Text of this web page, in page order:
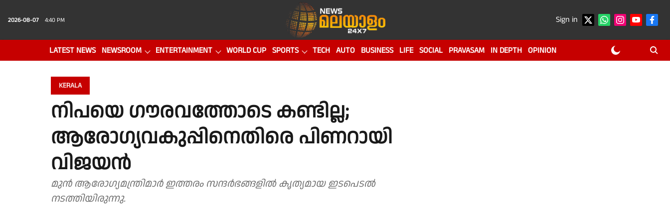
2026-08-07 4:40 PM Sign in
LATEST NEWS NEWSROOM ENTERTAINMENT WORLD CUP SPORTS TECH AUTO BUSINESS LIFE SOCIAL PRAVASAM IN DEPTH OPINION
KERALA
നിപയെ ഗൗരവത്തോടെ കണ്ടില്ല;
ആരോഗ്യവകുപ്പിനെതിരെ പിണറായി
വിജയൻ
മുൻ ആരോഗ്യമന്ത്രിമാർ ഇത്തരം സന്ദർഭങ്ങളിൽ കൃത്യമായ ഇടപെടൽ
നടത്തിയിരുന്നു.